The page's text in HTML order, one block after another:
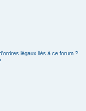
légaux liés à ce forum ?